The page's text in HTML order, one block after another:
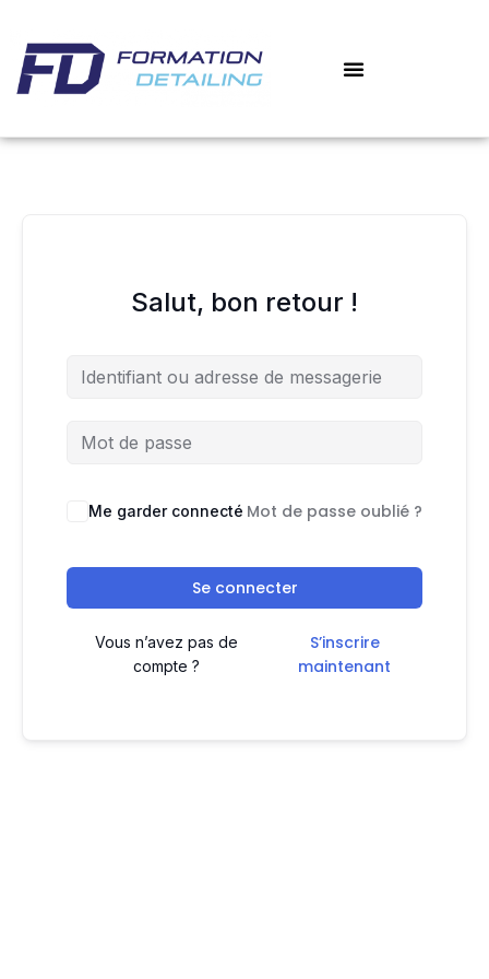
contenu
Salut, bon retour !
Me garder connecté Mot de passe oublié ?
Se connecter
Vous n’avez pas de
compte ?
S’inscrire
maintenant